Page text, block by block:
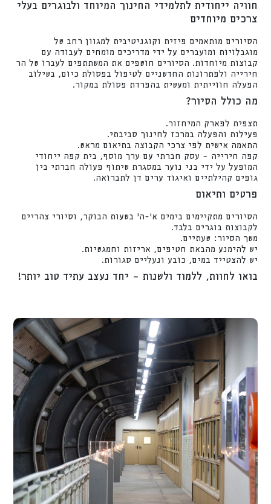
חוויה ייחודית לתלמידי החינוך המיוחד ולבוגרים בעלי
צרכים מיוחדים
הסיורים מותאמים פיזית וקוגניטיבית למגוון רחב של
מוגבלויות ומועברים על ידי מדריכים מומחים לעבודה עם
קבוצות מיוחדות. הסיורים חושפים את המשתתפים לעברו של הר
חירייה ולפתרונות החדשניים לטיפול בפסולת כיום, בשילוב
הפעלה חווייתית ומעשית בהפרדת פסולת במקור.
מה כולל הסיור?
תצפית לפארק המיחזור.
פעילות והפעלה במרכז לחינוך סביבתי.
התאמה אישית לפי צרכי הקבוצה בתיאום מראש.
קפה חירייה – עסק חברתי עם ערך מוסף, בית קפה ייחודי
המופעל על ידי בני נוער במסגרת שיתוף פעולה חברתי בין
גופים קהילתיים ואיגוד ערים דן לתברואה.
פרטים ותיאום
הסיורים מתקיימים בימים א'-ה' בשעות הבוקר, וסיורי צהריים
לקבוצות בוגרים בלבד.
משך הסיור: שעתיים.
יש להימנע מהבאת חטיפים, אריזות וחמגשיות.
יש להצטייד במים, כובע ונעליים סגורות.
בואו לחוות, ללמוד ולשנות – יחד נעצב עתיד טוב יותר!